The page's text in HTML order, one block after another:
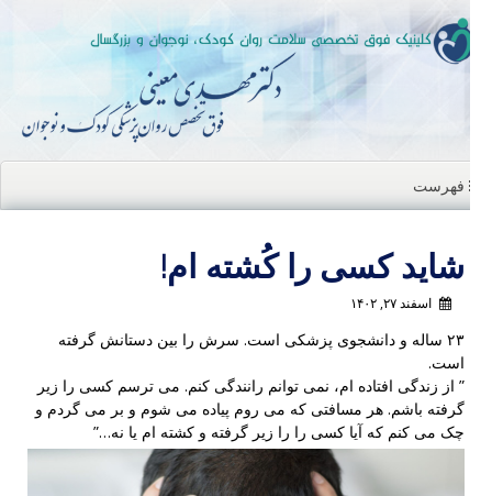
فهرست
شاید کسی را کُشته ام!
اسفند ۲۷, ۱۴۰۲
۲۳ ساله و دانشجوی پزشکی است. سرش را بین دستانش گرفته
است.
” از زندگی افتاده ام، نمی توانم رانندگی کنم. می ترسم کسی را زیر
گرفته باشم. هر مسافتی که می روم پیاده می شوم و بر می گردم و
چک می کنم که آیا کسی را را زیر گرفته و کشته ام یا نه…”